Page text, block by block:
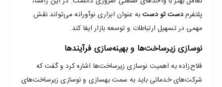
پلتفرمدست تو دستبه عنوان ابزاری نوآورانه می‌تواند نقش
مهمی در تسهیل ارتباطات و توسعه بازار ایفا کند.
نوسازی زیرساخت‌ها و بهینه‌سازی فرآیندها
فلاح‌زاده به اهمیت نوسازی زیرساخت‌ها اشاره کرد و گفت که
شرکت‌های خدماتی باید به سمت بهسازی و نوسازی زیرساخت‌های